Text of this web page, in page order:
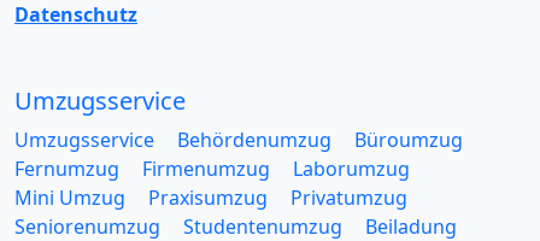
Datenschutz
Umzugsservice
Umzugsservice Behördenumzug
Büroumzug
Fernumzug
Firmenumzug
Laborumzug
Mini Umzug
Praxisumzug
Privatumzug
Seniorenumzug
Studentenumzug
Beiladung